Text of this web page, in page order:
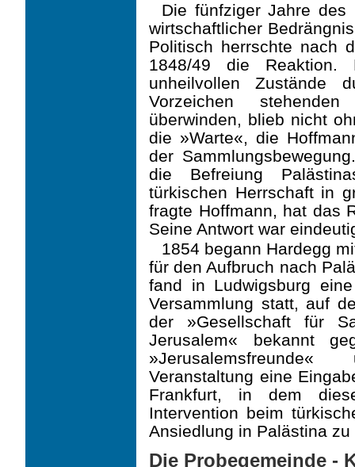
Die fünfziger Jahre des
wirtschaftlicher
Politisch herrschte nach
1848/49 die Reaktion.
unheilvollen Zustände
Vorzeichen
überwinden, blieb nicht
die »Warte«, die
der
die Befreiung
türkischen Herrschaft in
fragte Hoffmann, hat das
Seine Antwort war
1854 begann Hardegg
für den Aufbruch nach
fand in Ludwigsburg
Versammlung statt, auf
der »Gesellschaft für
Jerusalem« bekannt
Veranstaltung eine
Frankfurt, in dem
Intervention beim
Ansiedlung in Palästina
Die Probegemeinde -